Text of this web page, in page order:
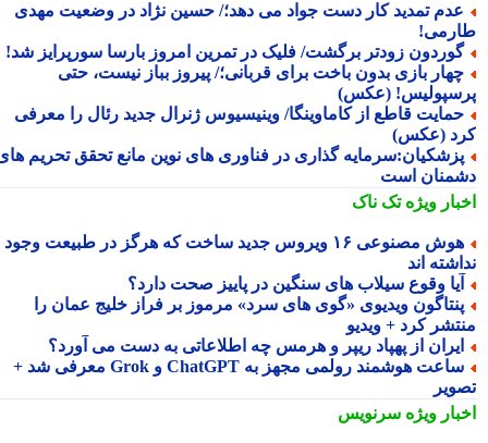
تمدید کار دست جواد می دهد؛/ حسین نژاد در وضعیت مهدی
زودتر برگشت/ فلیک در تمرین امروز بارسا سورپرایز شد!
بازی بدون باخت برای قربانی؛/ پیروز بباز نیست، حتی
(عکس)
قاطع از کاماوینگا/ وینیسیوس ژنرال جدید رئال را معرفی
(عکس)
گذاری در فناوری های نوین مانع تحقق تحریم های
است
ویژهتک ناک
هوش مصنوعی ۱۶ ویروس جدید ساخت که هرگز در طبیعت وجود
اند
وقوع سیلاب های سنگین در پاییز صحت دارد؟
ویدیوی «گوی های سرد» مرموز بر فراز خلیج عمان را
کرد + ویدیو
از پهپاد ریپر و هرمس چه اطلاعاتی به دست می آورد؟
ساعت هوشمند رولمی مجهز به ChatGPT و Grok معرفی شد +
ویژهسرنویس